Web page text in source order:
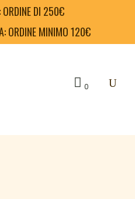
DI 250€
ORDINE MINIMO 120€
0